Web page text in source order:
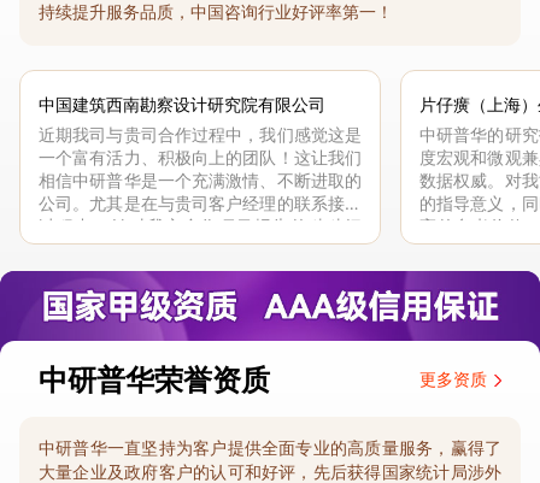
持续提升服务品质，中国咨询行业好评率第一！
中国建筑西南勘察设计研究院有限公司
近期我司与贵司合作过程中，我们感觉这是
一个富有活力、积极向上的团队！这让我们
相信中研普华是一个充满激情、不断进取的
公司。尤其是在与贵司客户经理的联系接洽
过程中，针对我方合作项目报告的种种细
节，及时细致缜密地协助与项目部沟通、探
讨和完善...
片仔癀（上海
中研普华的研
度宏观和微观
数据权威。对
的指导意义，
高的参考价值
体化”服务和行
司继续...
中研普华荣誉资质 更多资质
中研普华一直坚持为客户提供全面专业的高质量服务，赢得了
大量企业及政府客户的认可和好评，先后获得国家统计局涉外